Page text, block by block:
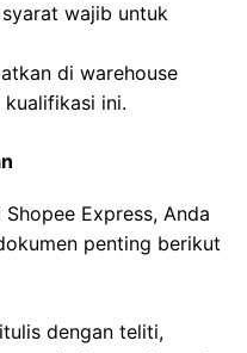
wajib untuk
di warehouse
kualifikasi ini.
Express, Anda
penting berikut
dengan teliti,